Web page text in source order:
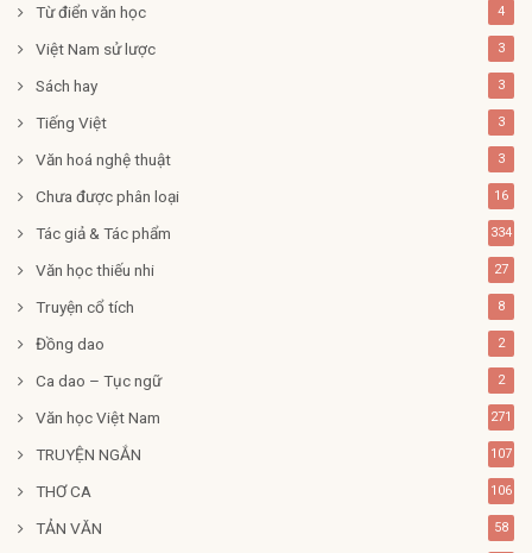
Từ điển văn học 4
Việt Nam sử lược 3
Sách hay 3
Tiếng Việt 3
Văn hoá nghệ thuật 3
Chưa được phân loại 16
Tác giả & Tác phẩm 334
Văn học thiếu nhi 27
Truyện cổ tích 8
Đồng dao 2
Ca dao – Tục ngữ 2
Văn học Việt Nam 271
TRUYỆN NGẮN 107
THƠ CA 106
TẢN VĂN 58